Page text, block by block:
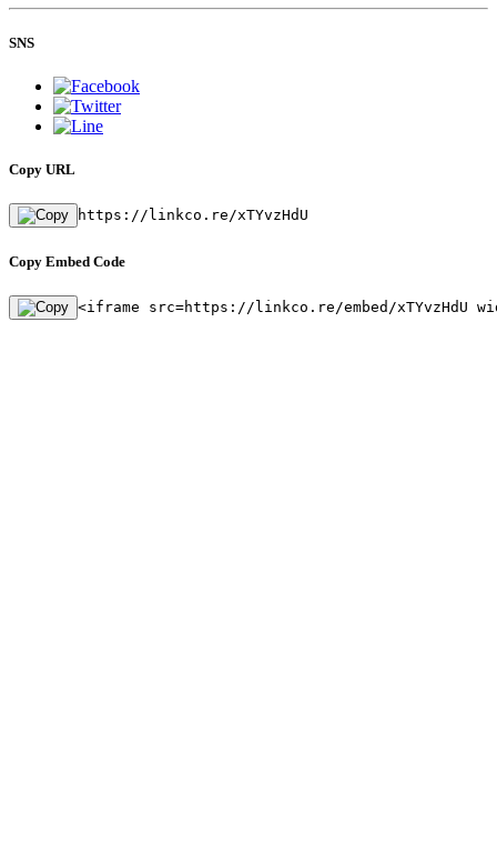
SNS
Copy URL
https://linkco.re/xTYvzHdU
Copy Embed Code
<iframe src=https://linkco.re/embed/xTYvzHdU